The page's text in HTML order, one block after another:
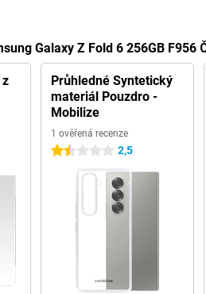
Galaxy Z Fold 6 256GB F956
Průhledné Syntetický
materiál Pouzdro -
Mobilize
1 ověřená recenze
1.5 hvězdičky2,5